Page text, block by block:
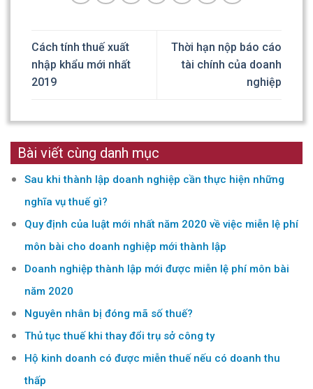
Cách tính thuế xuất
nhập khẩu mới nhất
2019
Thời hạn nộp báo cáo
tài chính của doanh
nghiệp
Bài viết cùng danh mục
Sau khi thành lập doanh nghiệp cần thực hiện những
nghĩa vụ thuế gì?
Quy định của luật mới nhất năm 2020 về việc miễn lệ phí
môn bài cho doanh nghiệp mới thành lập
Doanh nghiệp thành lập mới được miễn lệ phí môn bài
năm 2020
Nguyên nhân bị đóng mã số thuế?
Thủ tục thuế khi thay đổi trụ sở công ty
Hộ kinh doanh có được miễn thuế nếu có doanh thu
thấp